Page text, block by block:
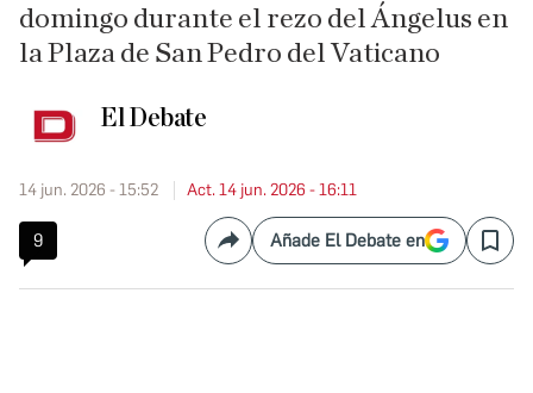
domingo durante el rezo del Ángelus en
la Plaza de San Pedro del Vaticano
El Debate
14 jun. 2026 - 15:52 Act. 14 jun. 2026 - 16:11
9 CompartirAñade El Debate en Save